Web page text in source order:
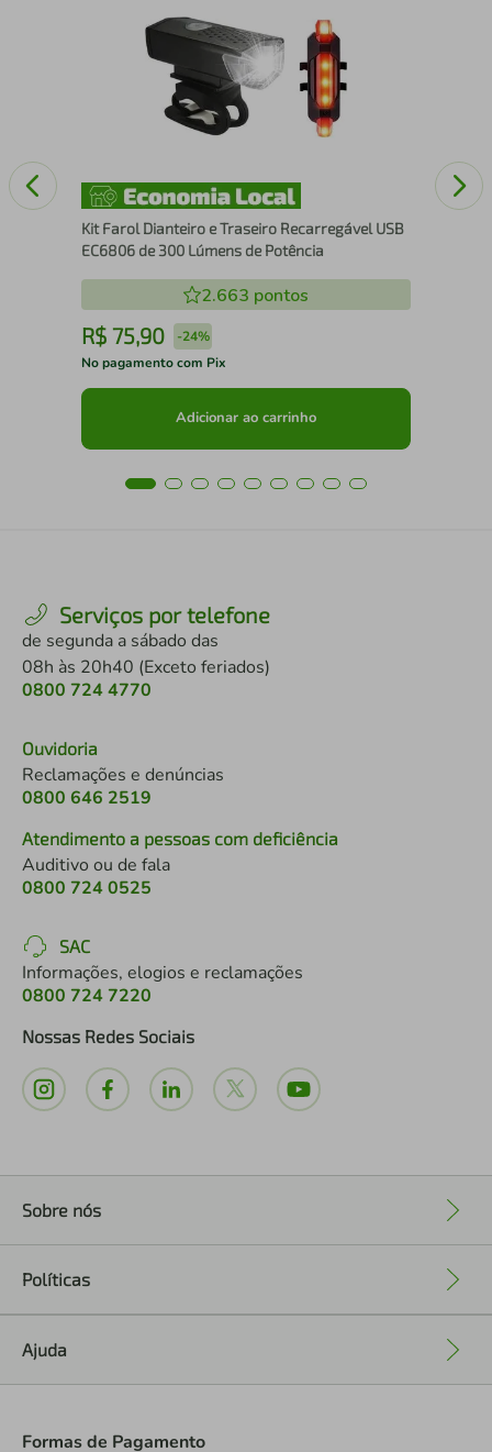
Kit Farol Dianteiro e Traseiro Recarregável USB
EC6806 de 300 Lúmens de Potência
2.663 pontos
R$ 75,90 -24%
No pagamento com Pix
Adicionar ao carrinho
Serviços por telefone
de segunda a sábado das
08h às 20h40 (Exceto feriados)
0800 724 4770
Ouvidoria
Reclamações e denúncias
0800 646 2519
Atendimento a pessoas com deficiência
Auditivo ou de fala
0800 724 0525
SAC
Informações, elogios e reclamações
0800 724 7220
Nossas Redes Sociais
Sobre nós
Políticas
Ajuda
Formas de Pagamento